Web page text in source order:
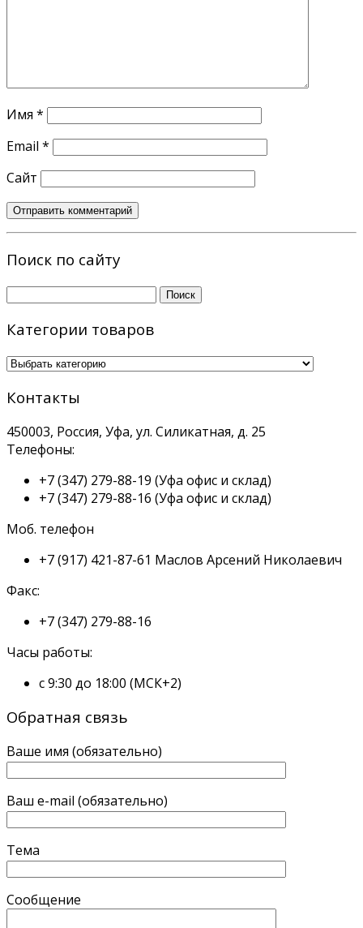
Имя *
Email *
Сайт
Поиск по сайту
Найти:
Категории товаров
Контакты
450003, Россия, Уфа, ул. Силикатная, д. 25
Телефоны:
+7 (347) 279-88-19 (Уфа офис и склад)
+7 (347) 279-88-16 (Уфа офис и склад)
Моб. телефон
+7 (917) 421-87-61 Маслов Арсений Николаевич
Факс:
+7 (347) 279-88-16
Часы работы:
с 9:30 до 18:00 (МСК+2)
Обратная связь
Ваше имя (обязательно)
Ваш e-mail (обязательно)
Тема
Сообщение